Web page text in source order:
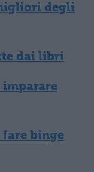
degli
dai libri
imparare
fare binge